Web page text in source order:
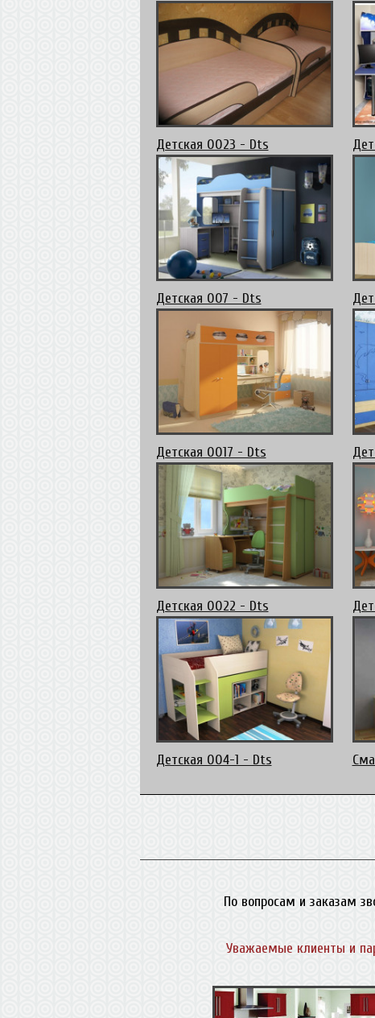
Детская 0023 - Dts
Детская 007 - Dts
Детская 0017 - Dts
Детская 0022 - Dts
Детская 004-1 - Dts
По вопросам и заказам
Уважаемые клиенты и